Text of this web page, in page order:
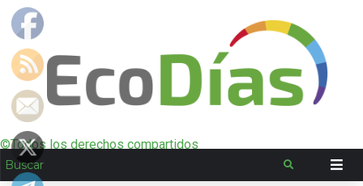
©Todos los derechos compartidos